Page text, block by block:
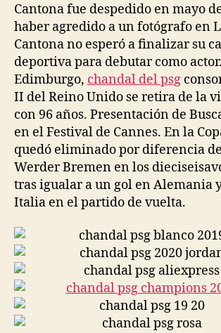
Cantona fue despedido en mayo
haber agredido a un fotógrafo en
Cantona no esperó a finalizar su
deportiva para debutar como
Edimburgo, chandal del psg
II del Reino Unido se retira de la
con 96 años. Presentación de
en el Festival de Cannes. En la
quedó eliminado por diferencia
Werder Bremen en los
tras igualar a un gol en Alemania
Italia en el partido de vuelta.